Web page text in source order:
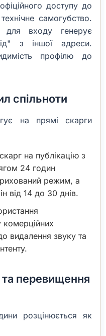
доступу до
самогубство.
входу генерує
з іншої адреси.
профілю до
спільноти
на прямі скарги
на публікацію з
24 годин
режим, а
від 14 до 30 днів.
комерційних
видалення звуку та
перевищення
розцінюється як